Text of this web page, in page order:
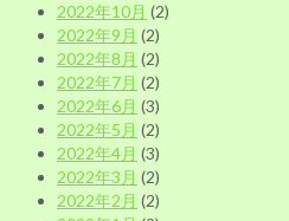
2022年10月 (2)
2022年9月 (2)
2022年8月 (2)
2022年7月 (2)
2022年6月 (3)
2022年5月 (2)
2022年4月 (3)
2022年3月 (2)
2022年2月 (2)